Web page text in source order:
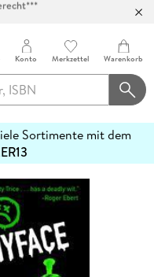
Filialen
Konto Merkzettel Warenkorb
Sortimente mit dem